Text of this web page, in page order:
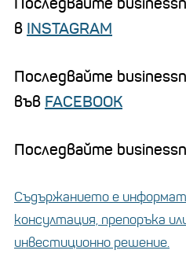
в INSTAGRAM
Последвайте
във FACEBOOK
Последвайте
Съдържанието е
консултация, препоръка
инвестиционно решение.